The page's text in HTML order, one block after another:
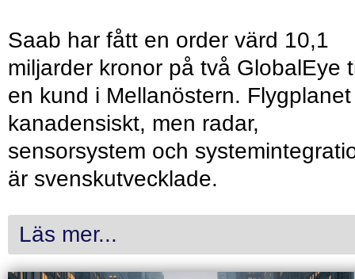
Saab har fått en order värd 10,1
miljarder kronor på två GlobalEye
en kund i Mellanöstern.
kanadensiskt, men radar,
sensorsystem och
är svenskutvecklade.
Läs mer...